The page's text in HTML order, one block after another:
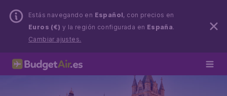
Estás navegando en Español, con precios en
Euros (€) y la región configurada en España.
Cambiar ajustes.